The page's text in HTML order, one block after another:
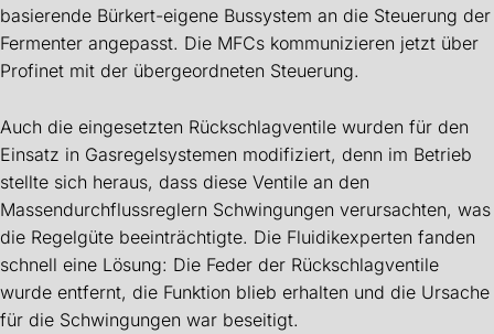
basierende Bürkert-eigene Bussystem an die Steuerung der
Fermenter angepasst. Die MFCs kommunizieren jetzt über
Profinet mit der übergeordneten Steuerung.
Auch die eingesetzten Rückschlagventile wurden für den
Einsatz in Gasregelsystemen modifiziert, denn im Betrieb
stellte sich heraus, dass diese Ventile an den
Massendurchflussreglern Schwingungen verursachten, was
die Regelgüte beeinträchtigte. Die Fluidikexperten fanden
schnell eine Lösung: Die Feder der Rückschlagventile
wurde entfernt, die Funktion blieb erhalten und die Ursache
für die Schwingungen war beseitigt.